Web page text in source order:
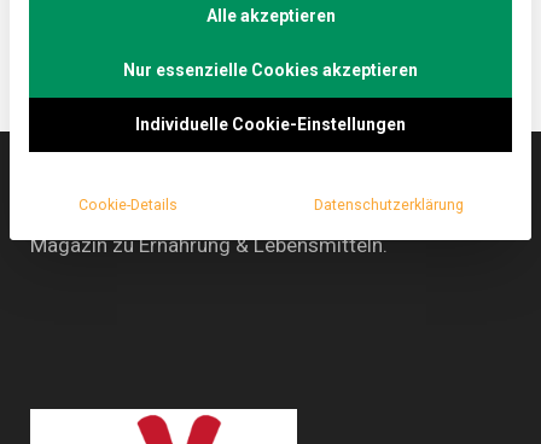
lebensmittelmagazin
(.de) ist das Online-
Magazin zu Ernährung & Lebensmitteln.
Alle akzeptieren
Nur essenzielle Cookies akzeptieren
Individuelle Cookie-Einstellungen
Cookie-Details Datenschutzerklärung